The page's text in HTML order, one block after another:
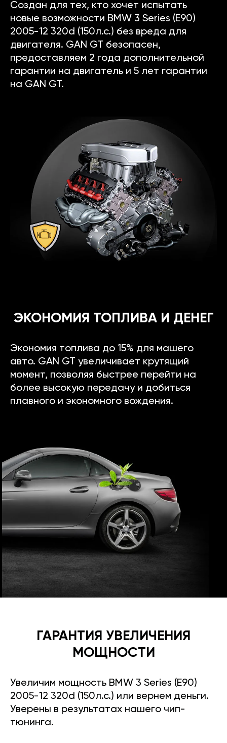
Создан для тех, кто хочет испытать
новые возможности BMW 3 Series (E90)
2005-12 320d (150л.с.) без вреда для
двигателя. GAN GT безопасен,
предоставляем 2 года дополнительной
гарантии на двигатель и 5 лет гарантии
на GAN GT.
ЭКОНОМИЯ ТОПЛИВА И ДЕНЕГ
Экономия топлива до 15% для машего
авто. GAN GT увеличивает крутящий
момент, позволяя быстрее перейти на
более высокую передачу и добиться
плавного и экономного вождения.
ГАРАНТИЯ УВЕЛИЧЕНИЯ
МОЩНОСТИ
Увеличим мощность BMW 3 Series (E90)
2005-12 320d (150л.с.) или вернем деньги.
Уверены в результатах нашего чип-
тюнинга.